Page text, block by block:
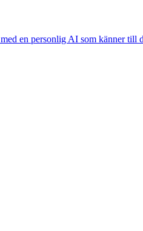
en personlig AI som känner till